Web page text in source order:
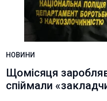
НОВИНИ
Щомісяця
спіймали